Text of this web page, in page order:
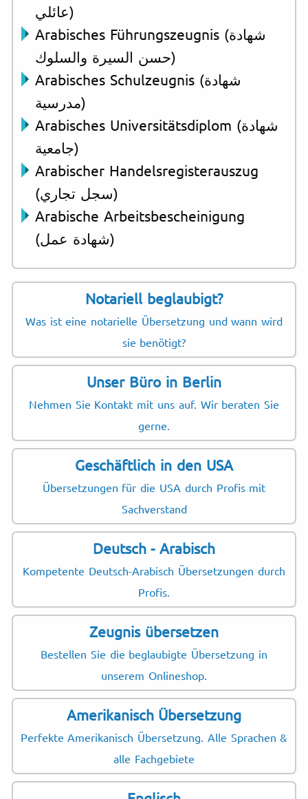
عائلي)
Arabisches Führungszeugnis (شهادة
حسن السيرة والسلوك)
Arabisches Schulzeugnis (شهادة
مدرسية)
Arabisches Universitätsdiplom (شهادة
جامعية)
Arabischer Handelsregisterauszug
(سجل تجاري)
Arabische Arbeitsbescheinigung
(شهادة عمل)
Notariell beglaubigt?
Was ist eine notarielle Übersetzung und wann wird
sie benötigt?
Unser Büro in Berlin
Nehmen Sie Kontakt mit uns auf. Wir beraten Sie
gerne.
Geschäftlich in den USA
Übersetzungen für die USA durch Profis mit
Sachverstand
Deutsch - Arabisch
Kompetente Deutsch-Arabisch Übersetzungen durch
Profis.
Zeugnis übersetzen
Bestellen Sie die beglaubigte Übersetzung in
unserem Onlineshop.
Amerikanisch Übersetzung
Perfekte Amerikanisch Übersetzung. Alle Sprachen &
alle Fachgebiete